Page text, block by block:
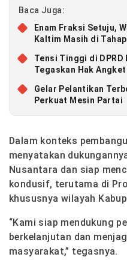
Baca Juga:
Enam Fraksi Setuju,
Kaltim Masih di Tahap
Tensi Tinggi di
Tegaskan Hak
Gelar Pelantikan
Perkuat Mesin Partai
Dalam konteks
menyatakan
Nusantara dan siap
kondusif, terutama di
khususnya wilayah
“Kami siap mendukung
berkelanjutan dan
masyarakat,” tegasnya.